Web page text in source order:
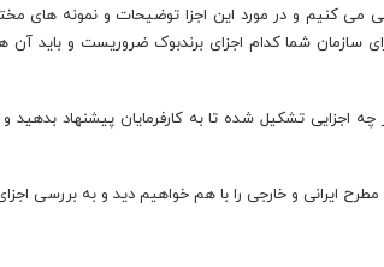
می کنیم و در مورد این اجزا توضیحات و نمونه های
سازمان شما کدام اجزای برندبوک ضروریست و باید آن
اجزایی تشکیل شده تا به کارفرمایان پیشنهاد بدهید
ایرانی و خارجی را با هم خواهیم دید و به بررسی